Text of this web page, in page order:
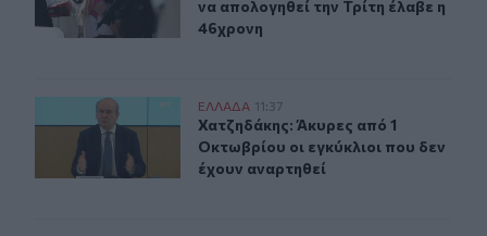
να απολογηθεί την Τρίτη έλαβε η
46χρονη
Χατζηδάκης: Άκυρες από 1 Οκτωβρίου οι εγκύκλιοι που
ΕΛΛAΔΑ 11:37
Χατζηδάκης: Άκυρες από 1
Χατζηδάκης: Άκυρες από 1
Οκτωβρίου οι εγκύκλιοι που δεν
έχουν αναρτηθεί